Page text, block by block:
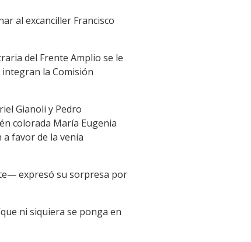
al excanciller Francisco
del Frente Amplio se le
la Comisión
Gianoli y Pedro
colorada María Eugenia
favor de la venia
expresó su sorpresa por
ni siquiera se ponga en